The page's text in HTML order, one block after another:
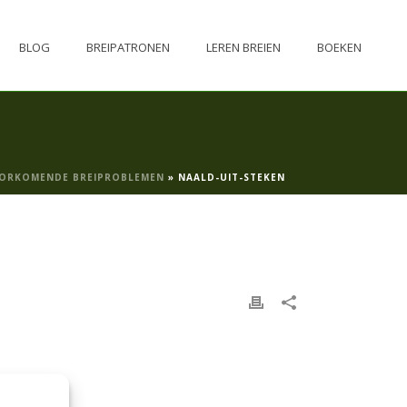
BLOG BREIPATRONEN LEREN BREIEN BOEKEN
BREIPROBLEMEN » NAALD-UIT-STEKEN